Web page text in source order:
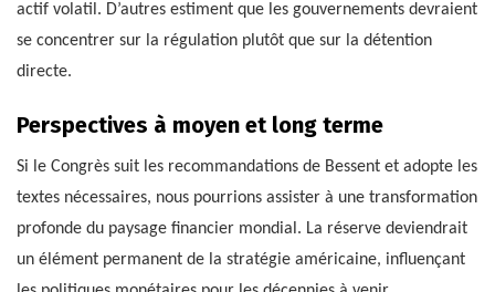
actif volatil. D’autres estiment que les gouvernements devraient
se concentrer sur la régulation plutôt que sur la détention
directe.
Perspectives à moyen et long terme
Si le Congrès suit les recommandations de Bessent et adopte les
textes nécessaires, nous pourrions assister à une transformation
profonde du paysage financier mondial. La réserve deviendrait
un élément permanent de la stratégie américaine, influençant